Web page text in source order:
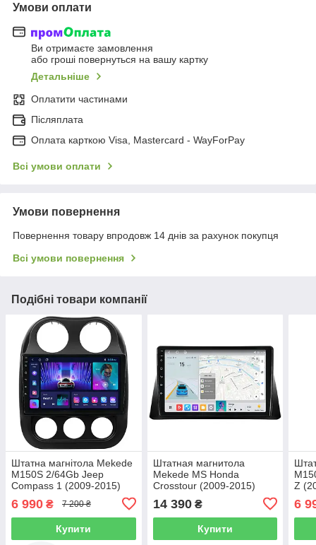
Умови оплати
Ви отримаєте замовлення
або гроші повернуться на вашу картку
Детальніше
Оплатити частинами
Післяплата
Оплата карткою Visa, Mastercard - WayForPay
Всі умови оплати
Умови повернення
Повернення товару впродовж 14 днів за рахунок покупця
Всі умови повернення
Подібні товари компанії
Штатна магнітола Mekede
M150S 2/64Gb Jeep
Compass 1 (2009-2015)
6 990 ₴ 7 200 ₴
Купити
Штатная магнитола
Mekede MS Honda
Crosstour (2009-2015)
14 390₴
Купити
Z
6